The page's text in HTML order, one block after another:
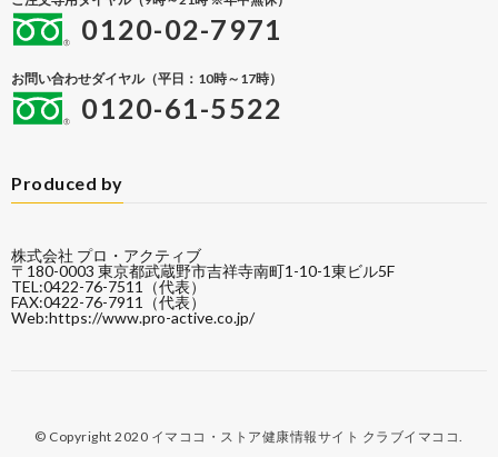
0120-02-7971
お問い合わせダイヤル（平日：10時～17時）
0120-61-5522
Produced by
株式会社 プロ・アクティブ
〒180-0003 東京都武蔵野市吉祥寺南町1-10-1東ビル5F
TEL:0422-76-7511（代表）
FAX:0422-76-7911（代表）
Web:https://www.pro-active.co.jp/
© Copyright 2020 イマココ・ストア健康情報サイト クラブイマココ.